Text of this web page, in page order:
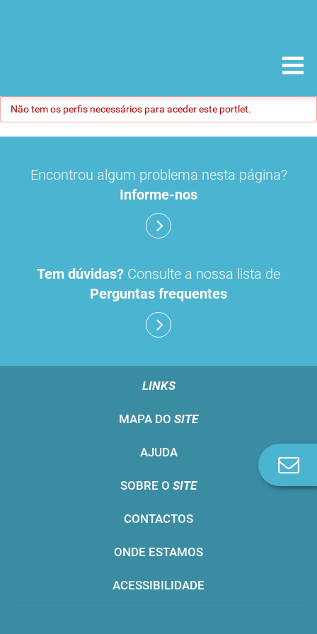
Não tem os perfis necessários para aceder este portlet.
Encontrou algum problema nesta página?
Informe-nos
Tem dúvidas? Consulte a nossa lista de
Perguntas frequentes
LINKS
MAPA DO SITE
AJUDA
SOBRE O SITE
CONTACTOS
ONDE ESTAMOS
ACESSIBILIDADE